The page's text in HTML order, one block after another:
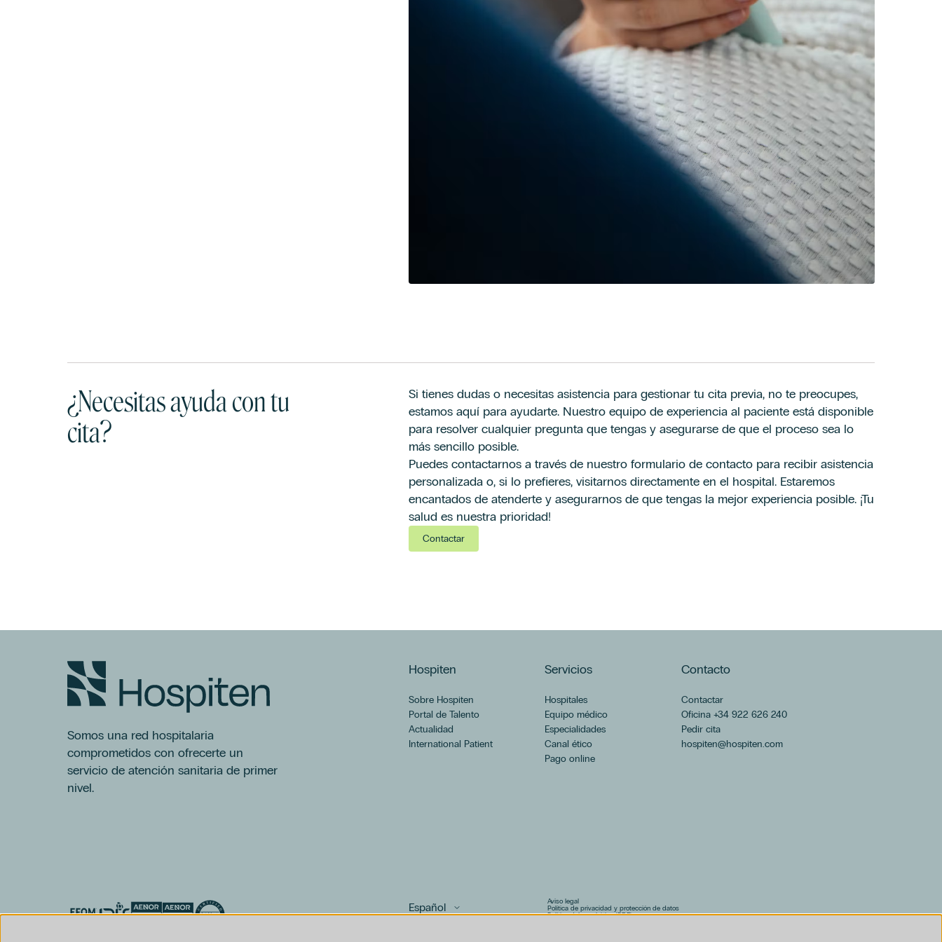
¿Necesitas ayuda con tu
cita?
Si tienes dudas o necesitas asistencia para gestionar tu cita previa, no te preocupes,
estamos aquí para ayudarte. Nuestro equipo de experiencia al paciente está disponible
para resolver cualquier pregunta que tengas y asegurarse de que el proceso sea lo
más sencillo posible.
Puedes contactarnos a través de nuestro formulario de contacto para recibir asistencia
personalizada o, si lo prefieres, visitarnos directamente en el hospital. Estaremos
encantados de atenderte y asegurarnos de que tengas la mejor experiencia posible. ¡Tu
salud es nuestra prioridad!
Contactar
Afirmo que he leído y acepto los términos en materia de protección de datos de la Cláusula informativa de
contacto.*
Acepto el envío de acciones y comunicaciones comerciales, incluido por medios electrónicos, y la elaboración
de perfiles con las finalidades expresadas de Hospiten cuya composición puedes ser consultada en el Aviso
Legal.
Afirmo que he leído y acepto los términos en materia de protección de datos de la Cláusula informativa de
contacto.*
Acepto el envío de acciones y comunicaciones comerciales, incluido por medios electrónicos, y la elaboración
de perfiles con las finalidades expresadas de Hospiten cuya composición puedes ser consultada en el Aviso
Legal.
Somos una red hospitalaria
comprometidos con ofrecerte un
servicio de atención sanitaria de primer
nivel.
Hospiten
Sobre Hospiten
Portal de Talento
Actualidad
International Patient
Servicios
Hospitales
Equipo médico
Especialidades
Canal ético
Pago online
Contacto
Contactar
Oficina +34 922 626 240
Pedir cita
hospiten@hospiten.com
Aviso legal
Política de privacidad y protección de datos
Política del canal ético (PDF)